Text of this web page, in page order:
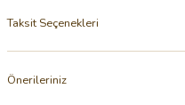
Taksit Seçenekleri
Önerileriniz